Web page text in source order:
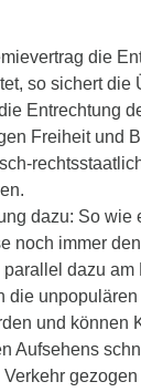
die
so sichert die
Entrechtung
Freiheit und
dazu: So wie
noch immer
dazu am
die
und können
Aufsehens